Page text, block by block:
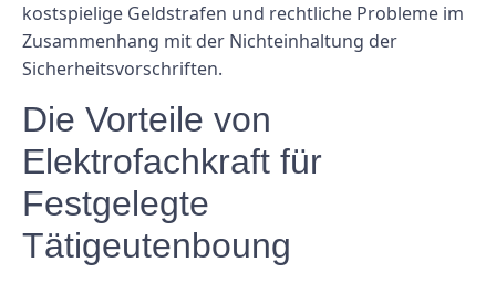
kostspielige Geldstrafen und rechtliche Probleme im
Zusammenhang mit der Nichteinhaltung der
Sicherheitsvorschriften.
Die Vorteile von
Elektrofachkraft für
Festgelegte
Tätigeutenboung